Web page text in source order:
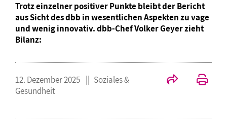
Trotz einzelner positiver Punkte bleibt der Bericht
aus Sicht des dbb in wesentlichen Aspekten zu vage
und wenig innovativ. dbb-Chef Volker Geyer zieht
Bilanz:
12. Dezember 2025
Soziales &
Gesundheit